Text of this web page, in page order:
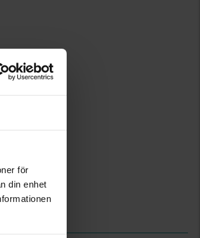
för
din enhet